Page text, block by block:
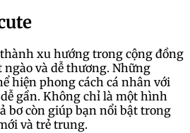
xu hướng trong cộng đồng
và dễ thương. Những
hiện phong cách cá nhân với
gần. Không chỉ là một hình
bơ còn giúp bạn nổi bật trong
và trẻ trung.